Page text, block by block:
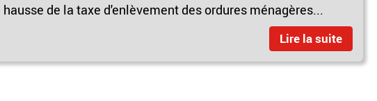
de la taxe d'enlèvement des ordures ménagères...
Lire la suite